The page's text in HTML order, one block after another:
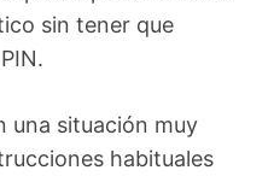
sin tener que
una situación muy
habituales